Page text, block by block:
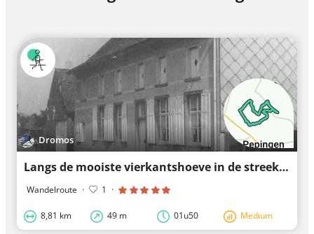
Dromos
Langs de mooiste vierkantshoeve in de streek: Hof te Bree-eik
Wandelroute · 1 ·
8,81 km 49 m 01u50 Medium